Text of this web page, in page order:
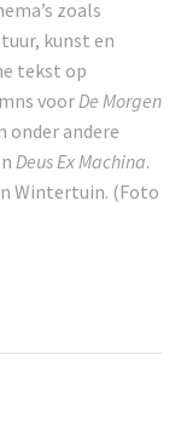
zoals
kunst en
tekst op
voorDe Morgen
onder andere
Deus Ex Machina.
Wintertuin. (Foto